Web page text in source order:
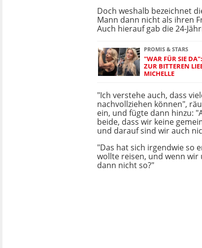
Doch weshalb bezeichnet
Mann dann nicht als ihren
Auch hierauf gab die 24-
PROMIS & STARS
"WAR FÜR SIE DA":
UR BITTEREN
ICHELLE
"Ich verstehe auch, dass
nachvollziehen können",
ein, und fügte dann hinzu:
beide, dass wir keine
und darauf sind wir auch
"Das hat sich irgendwie so
wollte reisen, und wenn wir
dann nicht so?"